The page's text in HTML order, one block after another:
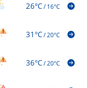
26°C/16°C
31°C/20°C
36°C/20°C